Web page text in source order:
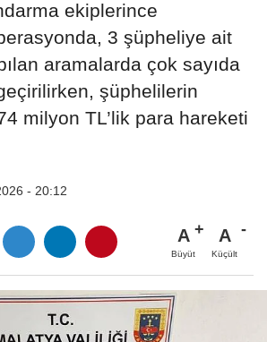
ekiplerince
3 şüpheliye ait
aramalarda çok sayıda
şüphelilerin
milyon TL’lik para hareketi
- 20:12
A
Büyüt
A
Küçült